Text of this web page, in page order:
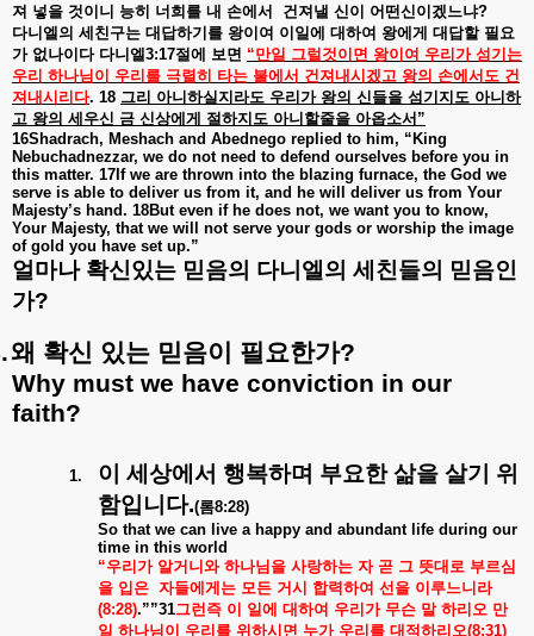
져 넣을 것이니 능히 너희를 내 손에서 건져낼 신이 어떤신이겠느냐?
다니엘의 세친구는 대답하기를 왕이여 이일에 대하여 왕에게 대답할 필요
가 없나이다 다니엘3:17절에 보면 “만일 그럴것이면 왕이여 우리가 섬기는
우리 하나님이 우리를 극렬히 타는 불에서 건져내시겠고 왕의 손에서도 건
져내시리다. 18 그리 아니하실지라도 우리가 왕의 신들을 섬기지도 아니하
고 왕의 세우신 금 신상에게 절하지도 아니할줄을 아옵소서 ”
16Shadrach, Meshach and Abednego replied to him, “King
Nebuchadnezzar, we do not need to defend ourselves before you in
this matter. 17If we are thrown into the blazing furnace, the God we
serve is able to deliver us from it, and he will deliver us from Your
Majesty’s hand. 18But even if he does not, we want you to know,
Your Majesty, that we will not serve your gods or worship the image
of gold you have set up.”
얼마나 확신있는 믿음의 다니엘의 세친들의 믿음인
가?
왜 확신 있는 믿음이 필요한가?
Why must we have conviction in our
faith?
1. 이 세상에서 행복하며 부요한 삶을 살기
위
함입니다.(롬8:28)
So that we can live a happy and abundant life during our
time in this world
“우리가 알거니와 하나님을 사랑하는 자 곧 그 뜻대로 부르심
을 입은 자들에게는 모든 거시 합력하여 선을 이루느니라
(8:28).””31그런즉 이 일에 대하여 우리가 무슨 말 하리오 만
일 하나님이 우리를 위하시면 누가 우리를 대적하리오(8:31)